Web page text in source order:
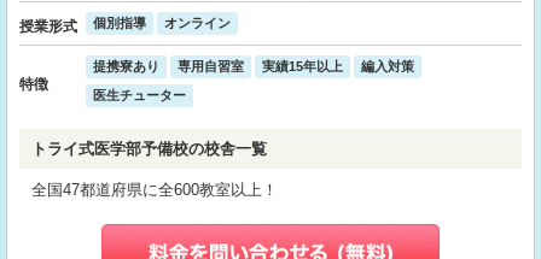
授業形式 個別指導 オンライン
特徴
提携寮あり 専用自習室 実績15年以上
編入対策
医生チューター
トライ式医学部予備校の校舎一覧
全国47都道府県に全600教室以上！